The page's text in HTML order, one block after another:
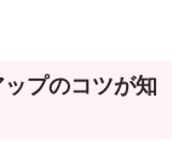
ップのコツが知